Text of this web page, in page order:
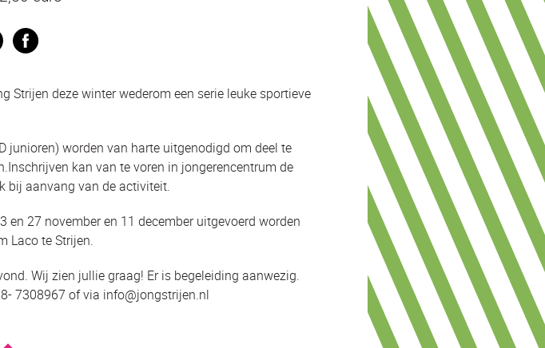
Twitter
Strijen deze winter wederom een serie leuke sportieve
junioren) worden van harte uitgenodigd om deel te
kan van te voren in jongerencentrum de
bij aanvang van de activiteit.
27 november en 11 december uitgevoerd worden
Laco te Strijen.
Wij zien jullie graag! Er is begeleiding aanwezig.
7308967 of via info@jongstrijen.nl